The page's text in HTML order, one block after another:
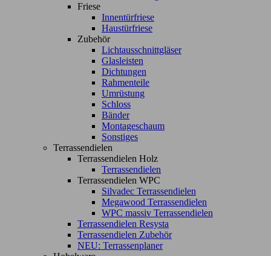
Friese
Innentürfriese
Haustürfriese
Zubehör
Lichtausschnittgläser
Glasleisten
Dichtungen
Rahmenteile
Umrüstung
Schloss
Bänder
Montageschaum
Sonstiges
Terrassendielen
Terrassendielen Holz
Terrassendielen
Terrassendielen WPC
Silvadec Terrassendielen
Megawood Terrassendielen
WPC massiv Terrassendielen
Terrassendielen Resysta
Terrassendielen Zubehör
NEU: Terrassenplaner